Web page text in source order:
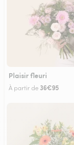
Plaisir fleuri
À partir de 36€95